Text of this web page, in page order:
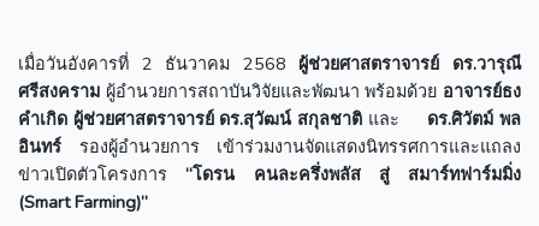
เมื่อวันอังคารที่ 2 ธันวาคม 2568 ผู้ช่วยศาสตราจารย์ ดร.วารุณี
ศรีสงคราม ผู้อำนวยการสถาบันวิจัยและพัฒนา พร้อมด้วย อาจารย์ธง
คำเกิด ผู้ช่วยศาสตราจารย์ ดร.สุวัฒน์ สกุลชาติ และ
ดร.ศิวัตม์ พล
อินทร์ รองผู้อำนวยการ เข้าร่วมงานจัดแสดงนิทรรศการและแถลง
ข่าวเปิดตัวโครงการ“โดรน คนละครึ่งพลัส สู่ สมาร์ทฟาร์มมิ่ง
(Smart Farming)”